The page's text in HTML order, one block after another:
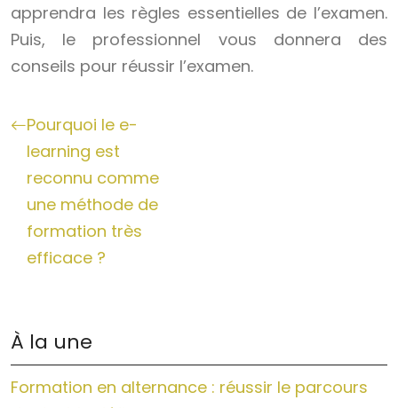
apprendra les règles essentielles de l’examen.
Puis, le professionnel vous donnera des
conseils pour réussir l’examen.
Pourquoi le e-
learning est
reconnu comme
une méthode de
formation très
efficace ?
À la une
Formation en alternance : réussir le parcours